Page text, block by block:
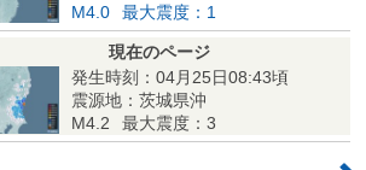
M4.0
最大震度：1
現在のページ
発生時刻：04月25日08:43頃
震源地：茨城県沖
M4.2
最大震度：3